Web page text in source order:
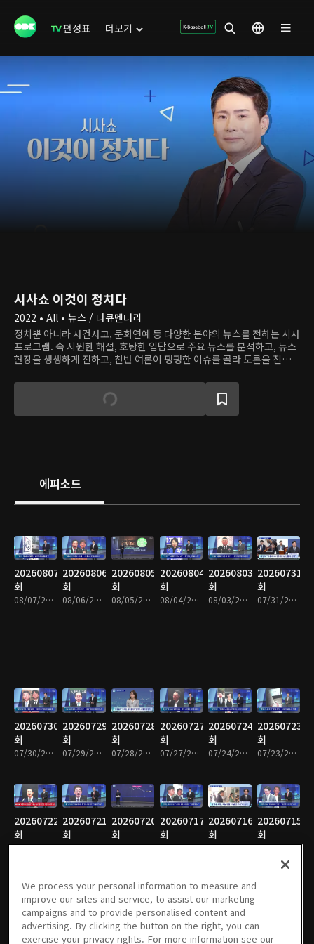
편성표 더보기
시사쇼 이것이 정치다
2022 • All • 뉴스 / 다큐멘터리
정치뿐 아니라 사건사고, 문화연예 등 다양한 분야의 뉴스를 전하는 시사
프로그램. 속 시원한 해설, 호탕한 입담으로 주요 뉴스를 분석하고, 뉴스
현장을 생생하게 전하고, 찬반 여론이 팽팽한 이슈를 골라 토론을 진행하
에피소드
20260807
회
08/07/2026 • 1시간 35분
20260806
회
08/06/2026 • 1시간 34분
20260805
회
08/05/2026 • 1시간 35분
20260804
회
08/04/2026 • 1시간 33분
20260803
회
08/03/2026 • 1시간 34분
20260731
회
07/31/2026 • 1시간 34분
20260730
회
07/30/2026 • 1시간 34분
20260729
회
07/29/2026 • 1시간 36분
20260728
회
07/28/2026 • 1시간 36분
20260727
회
07/27/2026 • 1시간 34분
20260724
회
07/24/2026 • 1시간 35분
20260723
회
07/23/2026 • 1시간 34분
20260722
회
07/22/2026 • 1시간 36분
20260721
회
07/21/2026 • 1시간 34분
20260720
회
07/20/2026 • 1시간 33분
20260717
회
07/17/2026 • 1시간 35분
20260716
회
07/16/2026 • 1시간 33분
20260715
회
07/15/2026 • 1시간 35분
20260714
회
20260713
회
20260710
회
20260709
회
20260708
회
회
We process your personal information to measure and
improve our sites and service, to assist our marketing
campaigns and to provide personalised content and
advertising. By clicking the button on the right, you can
exercise your privacy rights. For more information see our